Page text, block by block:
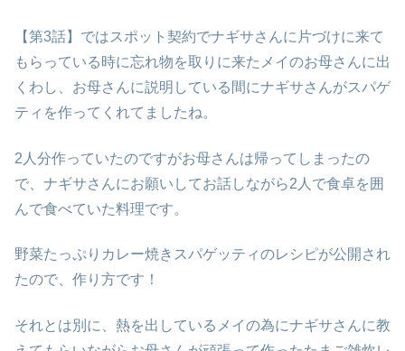
【第3話】ではスポット契約でナギサさんに片づけに来て
もらっている時に忘れ物を取りに来たメイのお母さんに出
くわし、お母さんに説明している間にナギサさんがスパゲ
ティを作ってくれてましたね。
2人分作っていたのですがお母さんは帰ってしまったの
で、ナギサさんにお願いしてお話しながら2人で食卓を囲
んで食べていた料理です。
野菜たっぷりカレー焼きスパゲッティのレシピが公開され
たので、作り方です！
それとは別に、熱を出しているメイの為にナギサさんに教